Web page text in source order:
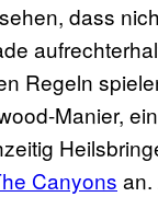
dass
Regeln
Manier,
Canyons an.